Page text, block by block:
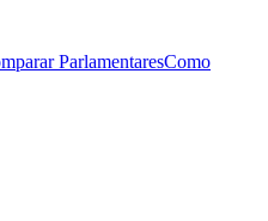
ParlamentaresComo